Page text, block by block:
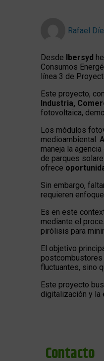
Rafael
Desde Ibersyd
Consumos
línea 3 de
Este proyecto,
Industria,
fotovoltaica,
Los módulos
medioambiental.
maneja la
de parques
ofrece
Sin embargo,
requieren
Es en este
mediante el
pirólisis para
El objetivo
postcombustores
fluctuantes, sino
Este proyecto
digitalización y la
Contacto